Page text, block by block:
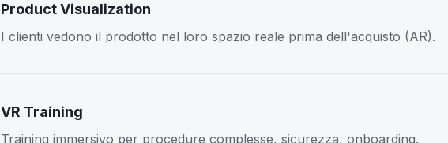
Product Visualization
I clienti vedono il prodotto nel loro spazio reale prima dell'acquisto (AR).
VR Training
Training immersivo per procedure complesse, sicurezza, onboarding.